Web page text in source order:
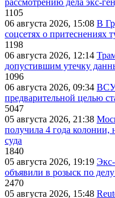
рассмотрению дела экс-
1105
06 августа 2026, 15:08 В
соцсетях о притеснениях
1198
06 августа 2026, 12:14
допустившим утечку
1096
06 августа 2026, 09:34 ВСУ
предварительной целью
5047
05 августа 2026, 21:38
получила 4 года колонии,
суда
1840
05 августа 2026, 19:19
объявили в розыск по
2470
05 августа 2026, 15:48